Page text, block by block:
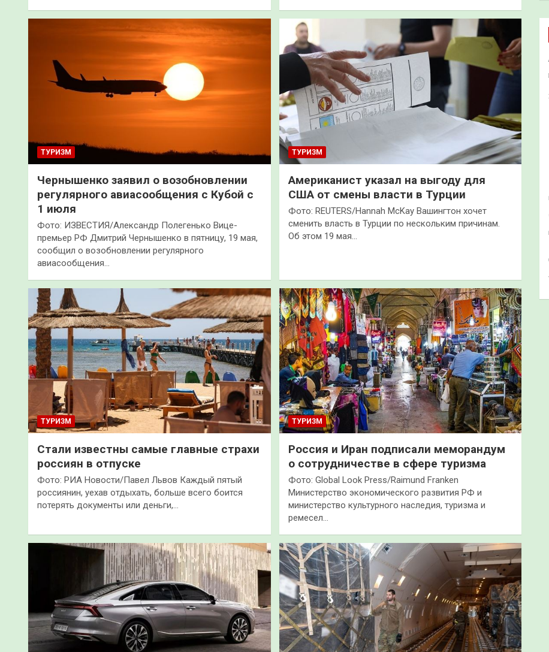
ТУРИЗМ
Чернышенко заявил о возобновлении
регулярного авиасообщения с Кубой с
1 июля
Фото: ИЗВЕСТИЯ/Александр Полегенько Вице-
премьер РФ Дмитрий Чернышенко в пятницу, 19 мая,
сообщил о возобновлении регулярного
авиасообщения…
ТУРИЗМ
Американист указал на выгоду для
США от смены власти в Турции
Фото: REUTERS/Hannah McKay Вашингтон хочет
сменить власть в Турции по нескольким причинам.
Об этом 19 мая…
ТУРИЗМ
Стали известны самые главные страхи
россиян в отпуске
Фото: РИА Новости/Павел Львов Каждый пятый
россиянин, уехав отдыхать, больше всего боится
потерять документы или деньги,…
ТУРИЗМ
Россия и Иран подписали меморандум
о сотрудничестве в сфере туризма
Фото: Global Look Press/Raimund Franken
Министерство экономического развития РФ и
министерство культурного наследия, туризма и
ремесел…